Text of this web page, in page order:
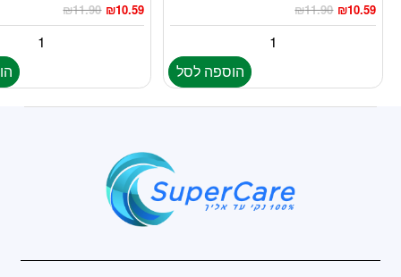
₪11.90 ₪10.59
הוספה לסל
₪11.90 ₪10.59